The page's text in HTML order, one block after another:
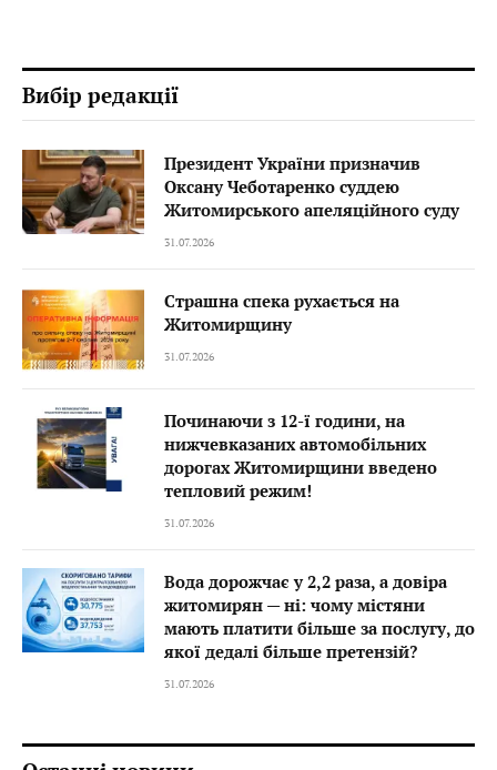
Вибір редакції
Президент України призначив
Оксану Чеботаренко суддею
Житомирського апеляційного суду
31.07.2026
Страшна спека рухається на
Житомирщину
31.07.2026
Починаючи з 12-ї години, на
нижчевказаних автомобільних
дорогах Житомирщини введено
тепловий режим!
31.07.2026
Вода дорожчає у 2,2 раза, а довіра
житомирян — ні: чому містяни
мають платити більше за послугу, до
якої дедалі більше претензій?
31.07.2026